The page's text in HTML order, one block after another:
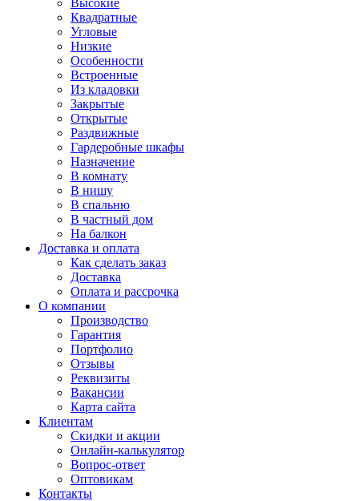
Высокие
Квадратные
Угловые
Низкие
Особенности
Встроенные
Из кладовки
Закрытые
Открытые
Раздвижные
Гардеробные шкафы
Назначение
В комнату
В нишу
В спальню
В частный дом
На балкон
Доставка и оплата
Как сделать заказ
Доставка
Оплата и рассрочка
О компании
Производство
Гарантия
Портфолио
Отзывы
Реквизиты
Вакансии
Карта сайта
Клиентам
Скидки и акции
Онлайн-калькулятор
Вопрос-ответ
Оптовикам
Контакты